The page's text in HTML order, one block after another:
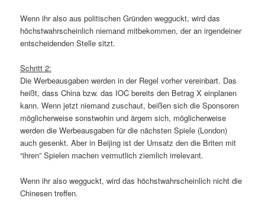
Wenn ihr also aus politischen Gründen wegguckt, wird das
höchstwahrscheinlich niemand mitbekommen, der an irgendeiner
entscheidenden Stelle sitzt.
Schritt 2:
Die Werbeausgaben werden in der Regel vorher vereinbart. Das
heißt, dass China bzw. das IOC bereits den Betrag X einplanen
kann. Wenn jetzt niemand zuschaut, beißen sich die Sponsoren
möglicherweise sonstwohin und ärgern sich, möglicherweise
werden die Werbeausgaben für die nächsten Spiele (London)
auch gesenkt. Aber in Beijing ist der Umsatz den die Briten mit
“ihren” Spielen machen vermutlich ziemlich irrelevant.
Wenn ihr also wegguckt, wird das höchstwahrscheinlich nicht die
Chinesen treffen.